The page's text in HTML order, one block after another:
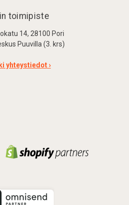
toimipiste
14, 28100 Pori
Puuvilla (3. krs)
yhteystiedot ›